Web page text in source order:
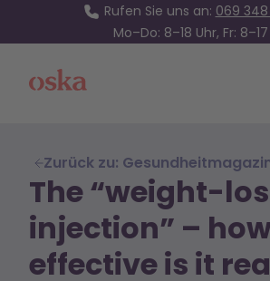
Rufen Sie uns an: 069
Mo–Do: 8–18 Uhr, Fr:
Oska Health
Zurück zu:
The “weight-
injection” –
effective is it